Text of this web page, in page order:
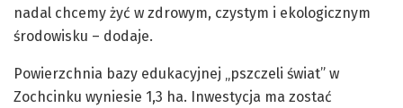
nadal chcemy żyć w zdrowym, czystym i ekologicznym
środowisku – dodaje.
Powierzchnia bazy edukacyjnej „pszczeli świat” w
Zochcinku wyniesie 1,3 ha. Inwestycja ma zostać